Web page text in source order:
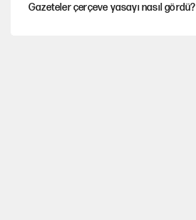
Gazeteler çerçeve yasayı nasıl gördü?